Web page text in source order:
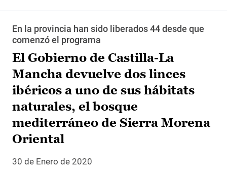
En la provincia han sido liberados 44 desde que
comenzó el programa
El Gobierno de Castilla-La
Mancha devuelve dos linces
ibéricos a uno de sus hábitats
naturales, el bosque
mediterráneo de Sierra Morena
Oriental
30 de Enero de 2020